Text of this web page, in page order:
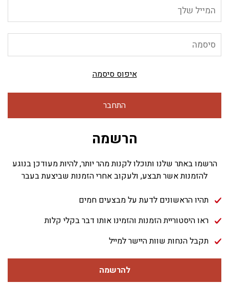
איפוס סיסמה
התחבר
הרשמה
הרשמו באתר שלנו ותוכלו לקנות מהר יותר, להיות מעודכן בנוגע
להזמנות אשר תבצע, ולעקוב אחרי הזמנות שביצעת בעבר
תהיו הראשונים לדעת על מבצעים חמים
ראו היסטוריית הזמנות והזמינו אותו דבר בקלי קלות
תקבל הנחות שוות היישר למייל
להרשמה